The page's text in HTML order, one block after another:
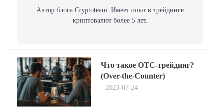
Автор блога Сryptoteam. Имеет опыт в трейдинге
криптовалют более 5 лет.
Навигация
по
записям
post:
Что такое OTC-трейдинг?
(Over-the-Counter)
2023-07-24